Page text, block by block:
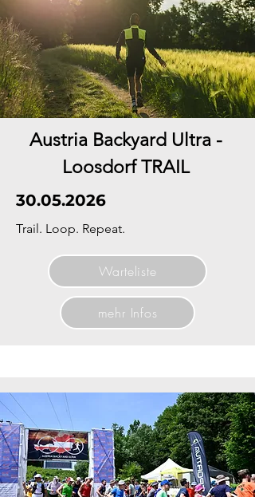
Austria Backyard Ultra -
Loosdorf TRAIL
30.05.2026
Trail. Loop. Repeat.
Warteliste
mehr Infos